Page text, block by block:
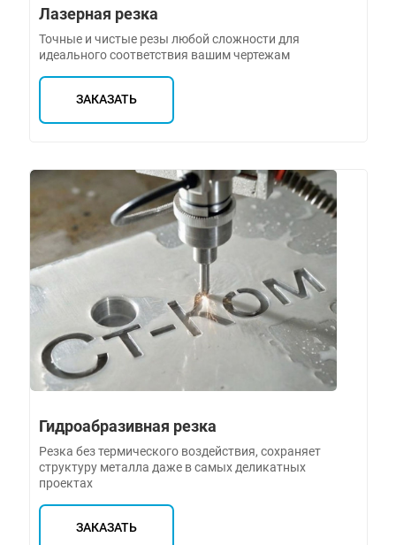
Лазерная резка
Точные и чистые резы любой сложности для
идеального соответствия вашим чертежам
ЗАКАЗАТЬ
Гидроабразивная резка
Резка без термического воздействия, сохраняет
структуру металла даже в самых деликатных
проектах
ЗАКАЗАТЬ